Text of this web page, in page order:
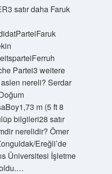
satır daha Faruk
Partei3 weitere
nereli? Serdar
m (5 ft 8
bilgileri28 satır
nerelidir? Ömer
Ereğli’de
Üniversitesi İşletme